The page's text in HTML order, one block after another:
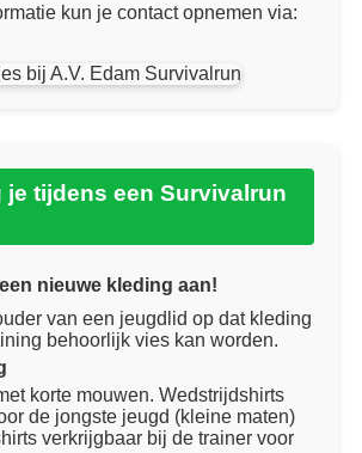
kun je contact opnemen via:
je tijdens een Survivalrun
nieuwe kleding aan!
van een jeugdlid op dat kleding
behoorlijk vies kan worden.
korte mouwen. Wedstrijdshirts
de jongste jeugd (kleine maten)
verkrijgbaar bij de trainer voor